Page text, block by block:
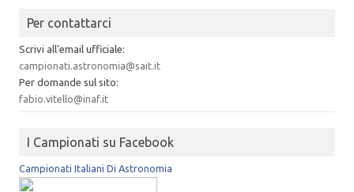
Per contattarci
Scrivi all'email ufficiale:
campionati.astronomia@sait.it
Per domande sul sito:
fabio.vitello@inaf.it
I Campionati su Facebook
Campionati Italiani Di Astronomia